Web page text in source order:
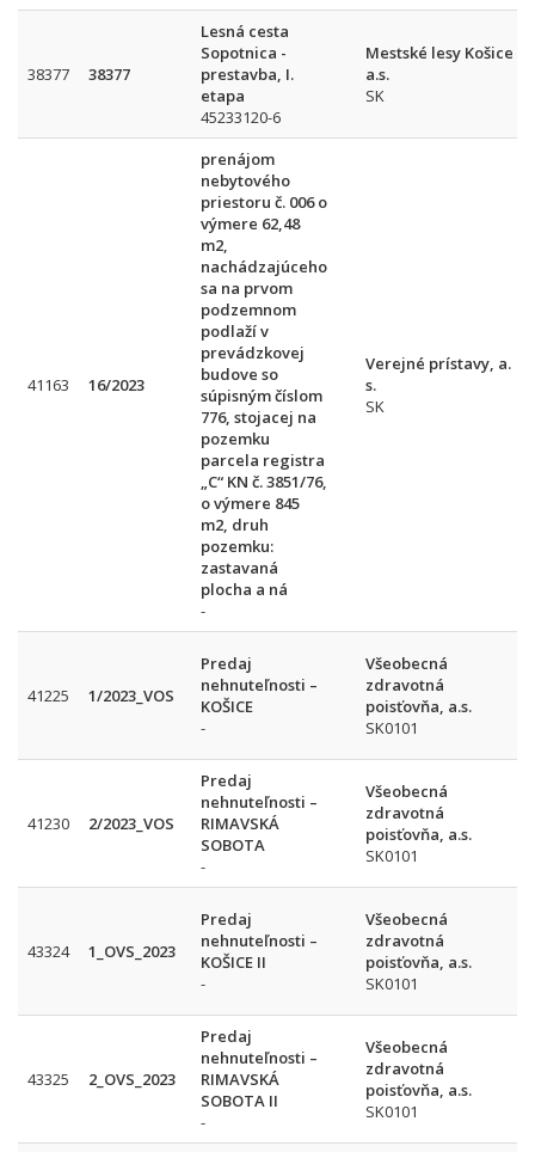
38377 38377
Lesná cesta
Sopotnica -
prestavba, I.
etapa
45233120-6
Mestské lesy Košice
a.s.
SK
41163 16/2023
prenájom
nebytového
priestoru č. 006 o
výmere 62,48
m2,
nachádzajúceho
sa na prvom
podzemnom
podlaží v
prevádzkovej
budove so
súpisným číslom
776, stojacej na
pozemku
parcela registra
„C“ KN č. 3851/76,
o výmere 845
m2, druh
pozemku:
zastavaná
plocha a ná
-
Verejné prístavy, a.
s.
SK
41225 1/2023_VOS
Predaj
nehnuteľnosti –
KOŠICE
-
Všeobecná
zdravotná
poisťovňa, a.s.
SK0101
41230 2/2023_VOS
Predaj
nehnuteľnosti –
RIMAVSKÁ
SOBOTA
-
Všeobecná
zdravotná
poisťovňa, a.s.
SK0101
43324 1_OVS_2023
Predaj
nehnuteľnosti –
KOŠICE II
-
Všeobecná
zdravotná
poisťovňa, a.s.
SK0101
43325 2_OVS_2023
Predaj
nehnuteľnosti –
RIMAVSKÁ
SOBOTA II
-
Všeobecná
zdravotná
poisťovňa, a.s.
SK0101